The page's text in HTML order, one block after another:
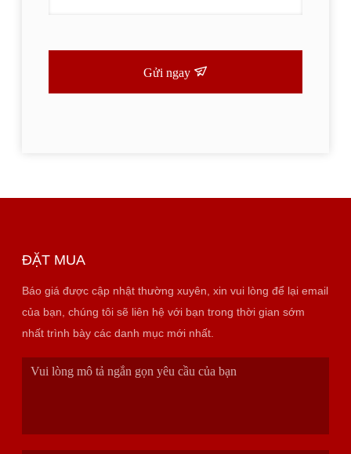
Gửi ngay
ĐẶT MUA
Báo giá được cập nhật thường xuyên, xin vui lòng để lại email
của bạn, chúng tôi sẽ liên hệ với bạn trong thời gian sớm
nhất trình bày các danh mục mới nhất.